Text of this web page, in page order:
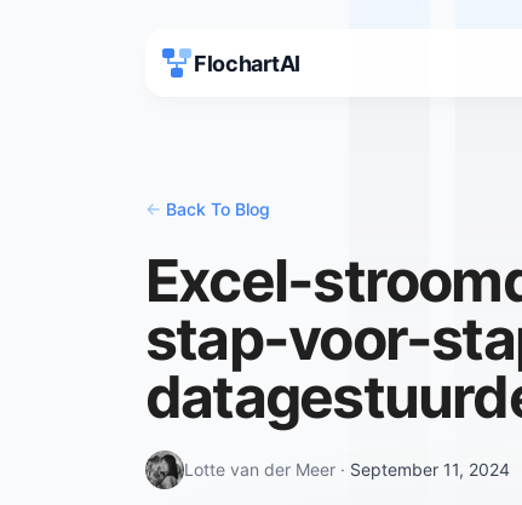
FlochartAI
<- Back To Blog
Excel-
stap-voor-
Lotte van der Meer · September 11, 2024